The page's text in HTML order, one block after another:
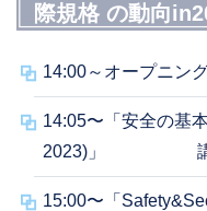
際規格 の動向
14:00～オープニン
14:05〜「安全の基
2023)」 講師：
15:00〜「